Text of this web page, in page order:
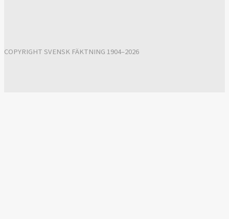
COPYRIGHT SVENSK FÄKTNING 1904–2026